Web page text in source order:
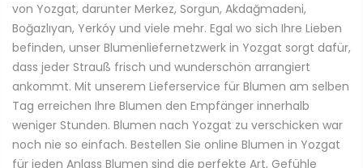
von Yozgat, darunter Merkez, Sorgun, Akdağmadeni,
Boğazlıyan, Yerkóy und viele mehr. Egal wo sich Ihre Lieben
befinden, unser Blumenliefernetzwerk in Yozgat sorgt dafür,
dass jeder Strauß frisch und wunderschön arrangiert
ankommt. Mit unserem Lieferservice für Blumen am selben
Tag erreichen Ihre Blumen den Empfänger innerhalb
weniger Stunden. Blumen nach Yozgat zu verschicken war
noch nie so einfach. Bestellen Sie online Blumen in Yozgat
für jeden Anlass Blumen sind die perfekte Art, Gefühle